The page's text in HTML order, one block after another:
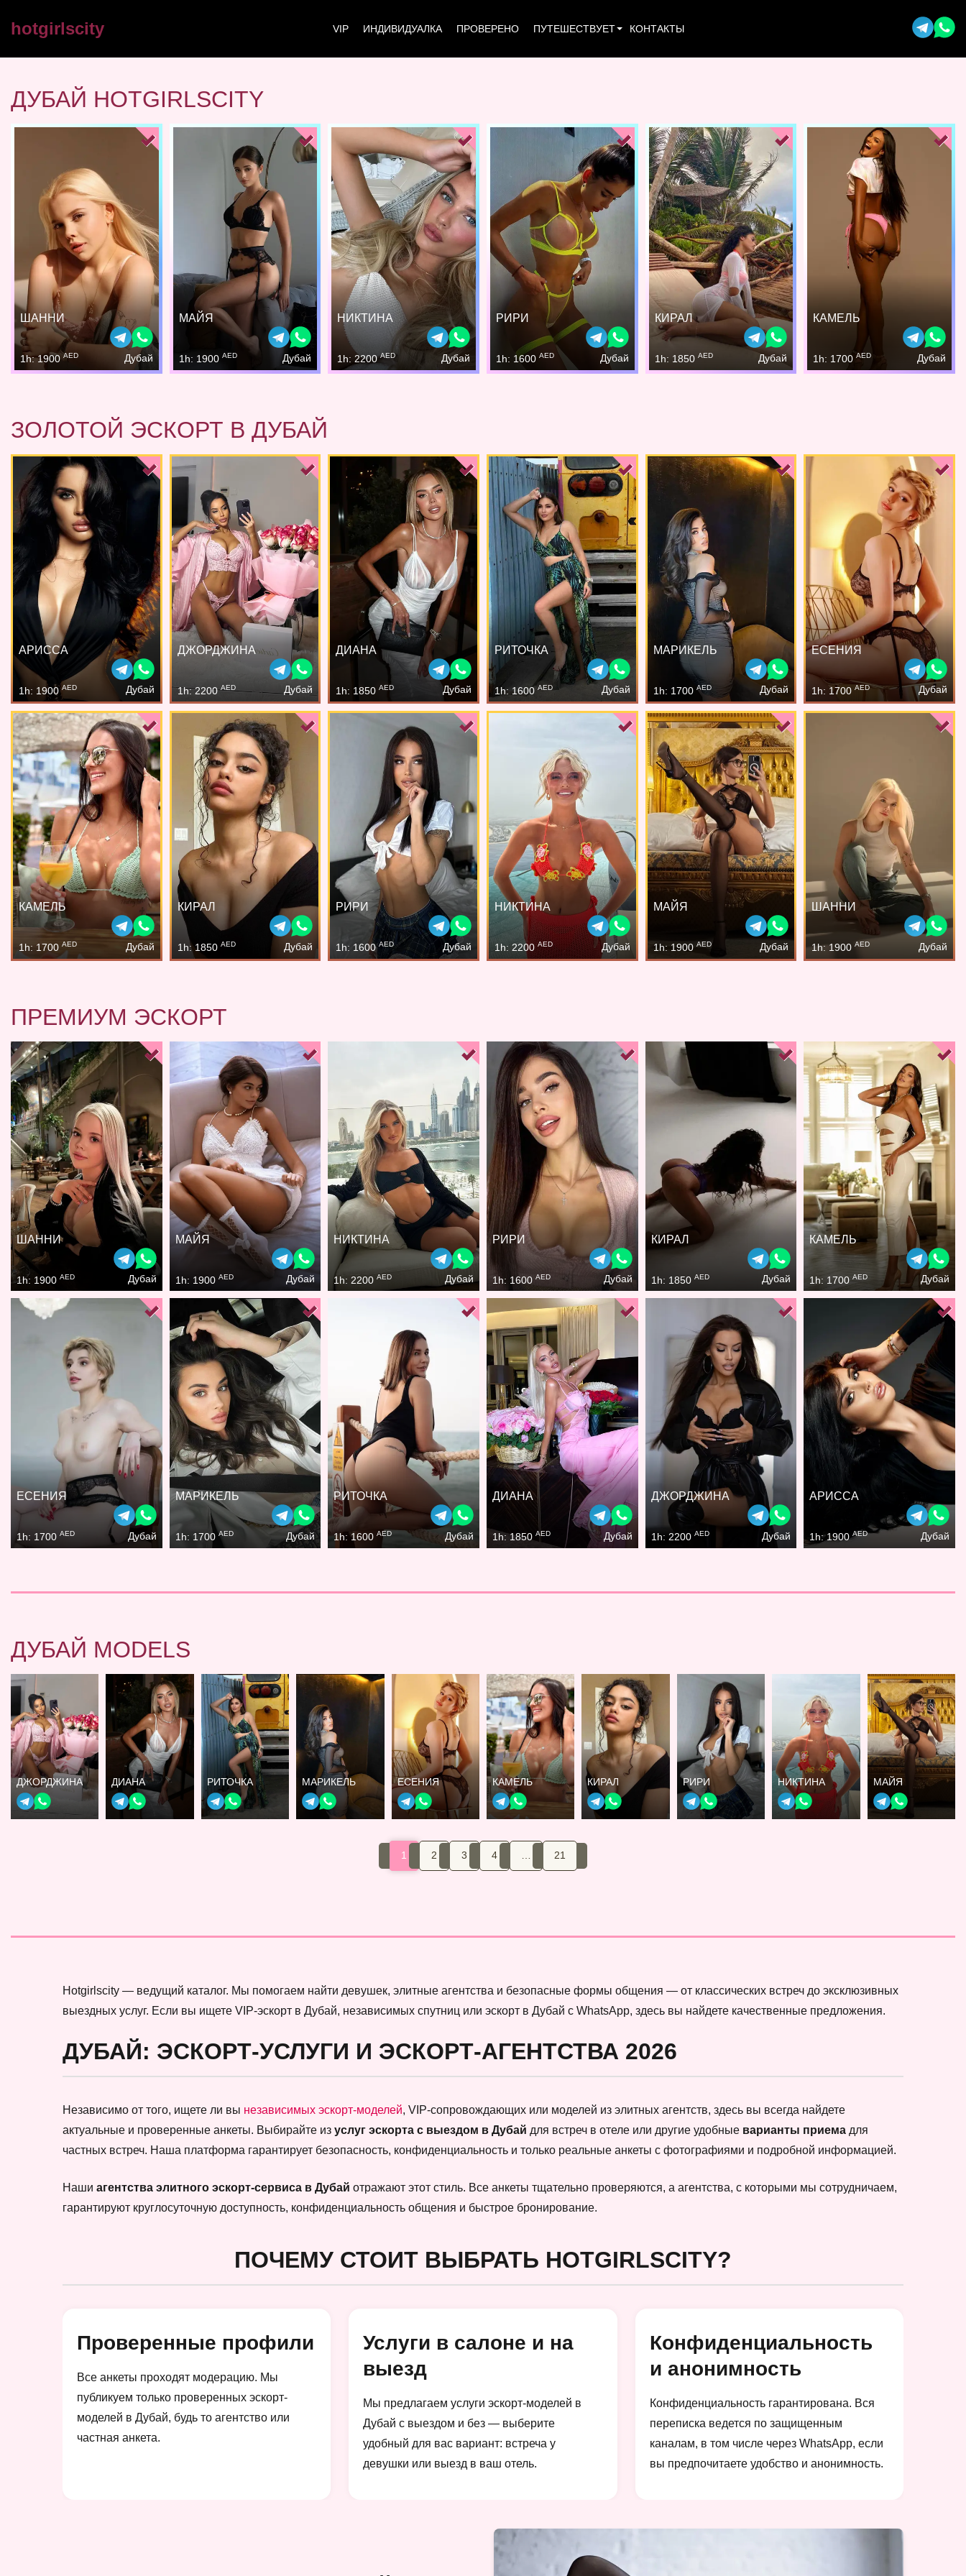
hotgirlscity VIP ИНДИВИДУАЛКА ПРОВЕРЕНО ПУТЕШЕСТВУЕТ КОНТАКТЫ
ДУБАЙ HOTGIRLSCITY
ШАННИ
1h: 1900AED Дубай
МАЙЯ
1h: 1900 AED Дубай
НИКТИНА
1h: 2200AED Дубай
РИРИ
1h: 1600 AED Дубай
КИРАЛ
1h: 1850 AED Дубай
КАМЕЛЬ
1h: 1700AED Дубай
ЗОЛОТОЙ ЭСКОРТ В ДУБАЙ
АРИССА
1h: 1900AED Дубай
ДЖОРДЖИНА
1h: 2200AED Дубай
ДИАНА
1h: 1850AED Дубай
РИТОЧКА
1h: 1600 AED Дубай
МАРИКЕЛЬ
1h: 1700 AED Дубай
ЕСЕНИЯ
1h: 1700AED Дубай
КАМЕЛЬ
1h: 1700 AED Дубай
КИРАЛ
1h: 1850 AED Дубай
РИРИ
1h: 1600AED Дубай
НИКТИНА
1h: 2200 AED Дубай
МАЙЯ
1h: 1900 AED Дубай
ШАННИ
1h: 1900AED Дубай
ПРЕМИУМ ЭСКОРТ
ШАННИ
1h: 1900 AED Дубай
МАЙЯ
1h: 1900 AED Дубай
НИКТИНА
1h: 2200AED Дубай
РИРИ
1h: 1600 AED Дубай
КИРАЛ
1h: 1850 AED Дубай
КАМЕЛЬ
1h: 1700AED Дубай
ЕСЕНИЯ
1h: 1700 AED Дубай
МАРИКЕЛЬ
1h: 1700 AED Дубай
РИТОЧКА
1h: 1600AED Дубай
ДИАНА
1h: 1850 AED Дубай
ДЖОРДЖИНА
1h: 2200 AED Дубай
АРИССА
1h: 1900AED Дубай
ДУБАЙ MODELS
ДЖОРДЖИНА ДИАНА РИТОЧКА МАРИКЕЛЬ ЕСЕНИЯ КАМЕЛЬ КИРАЛ РИРИ НИКТИНА МАЙЯ
1 2 3 4 21
Hotgirlscity — ведущий каталог. Мы помогаем найти девушек, элитные агентства и безопасные формы общения — от классических встреч до эксклюзивных
выездных услуг. Если вы ищете VIP-эскорт в Дубай, независимых спутниц или эскорт в Дубай с WhatsApp, здесь вы найдете качественные предложения.
ДУБАЙ: ЭСКОРТ-УСЛУГИ И ЭСКОРТ-АГЕНТСТВА 2026
Независимо от того, ищете ли вы независимых эскорт-моделей, VIP-сопровождающих или моделей из элитных агентств, здесь вы всегда найдете
актуальные и проверенные анкеты. Выбирайте из услуг эскорта с выездом в Дубай для встреч в отеле или другие удобные варианты приема для
частных встреч. Наша платформа гарантирует безопасность, конфиденциальность и только реальные анкеты с фотографиями и подробной информацией.
Наши агентства элитного эскорт-сервиса в Дубай отражают этот стиль. Все анкеты тщательно проверяются, а агентства, с которыми мы сотрудничаем,
гарантируют круглосуточную доступность, конфиденциальность общения и быстрое бронирование.
ПОЧЕМУ СТОИТ ВЫБРАТЬ HOTGIRLSCITY?
Проверенные профили
Все анкеты проходят модерацию. Мы
публикуем только проверенных эскорт-
моделей в Дубай, будь то агентство или
частная анкета.
Услуги в салоне и на
выезд
Мы предлагаем услуги эскорт-моделей в
Дубай с выездом и без — выберите
удобный для вас вариант: встреча у
девушки или выезд в ваш отель.
Конфиденциальность
и анонимность
Конфиденциальность гарантирована. Вся
переписка ведется по защищенным
каналам, в том числе через WhatsApp, если
вы предпочитаете удобство и анонимность.